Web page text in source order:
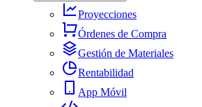
Proyecciones
Órdenes de Compra
Gestión de Materiales
Rentabilidad
App Móvil